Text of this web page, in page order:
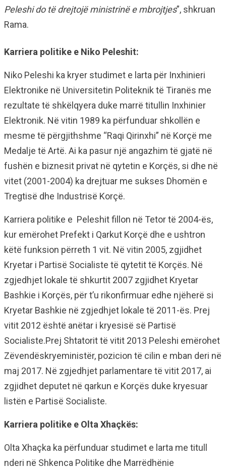
Peleshi do të drejtojë ministrinë e mbrojtjes”, shkruan
Rama.
Karriera politike e Niko Peleshit:
Niko Peleshi ka kryer studimet e larta për Inxhinieri
Elektronike në Universitetin Politeknik të Tiranës me
rezultate të shkëlqyera duke marrë titullin Inxhinier
Elektronik. Në vitin 1989 ka përfunduar shkollën e
mesme të përgjithshme “Raqi Qirinxhi” në Korçë me
Medalje të Artë. Ai ka pasur një angazhim të gjatë në
fushën e biznesit privat në qytetin e Korçës, si dhe në
vitet (2001-2004) ka drejtuar me sukses Dhomën e
Tregtisë dhe Industrisë Korçë.
Karriera politike e Peleshit fillon në Tetor të 2004-ës,
kur emërohet Prefekt i Qarkut Korçë dhe e ushtron
këtë funksion përreth 1 vit. Në vitin 2005, zgjidhet
Kryetar i Partisë Socialiste të qytetit të Korçës. Në
zgjedhjet lokale të shkurtit 2007 zgjidhet Kryetar
Bashkie i Korçës, për t’u rikonfirmuar edhe njëherë si
Kryetar Bashkie në zgjedhjet lokale të 2011-ës. Prej
vitit 2012 është anëtar i kryesisë së Partisë
Socialiste.Prej Shtatorit të vitit 2013 Peleshi emërohet
Zëvendëskryeministër, pozicion të cilin e mban deri në
maj 2017. Në zgjedhjet parlamentare të vitit 2017, ai
zgjidhet deputet në qarkun e Korçës duke kryesuar
listën e Partisë Socialiste.
Karriera politike e Olta Xhaçkës:
Olta Xhaçka ka përfunduar studimet e larta me titull
nderi në Shkenca Politike dhe Marrëdhënie